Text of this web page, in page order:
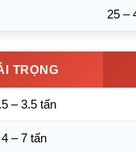
25 –
TRỌNG
– 3.5 tấn
4 – 7 tấn